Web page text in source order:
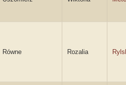
Równe Rozalia